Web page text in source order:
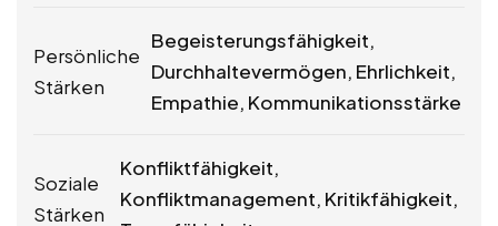
Persönliche
Stärken
Begeisterungsfähigkeit,
Durchhaltevermögen, Ehrlichkeit,
Empathie, Kommunikationsstärke
Soziale
Stärken
Konfliktfähigkeit,
Konfliktmanagement, Kritikfähigkeit,